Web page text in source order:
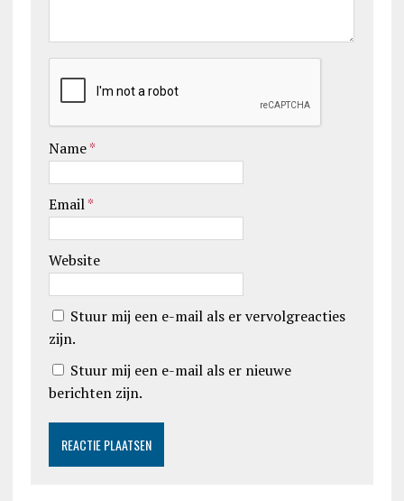
Name*
Email*
Website
Stuur mij een e-mail als er vervolgreacties
zijn.
Stuur mij een e-mail als er nieuwe
berichten zijn.